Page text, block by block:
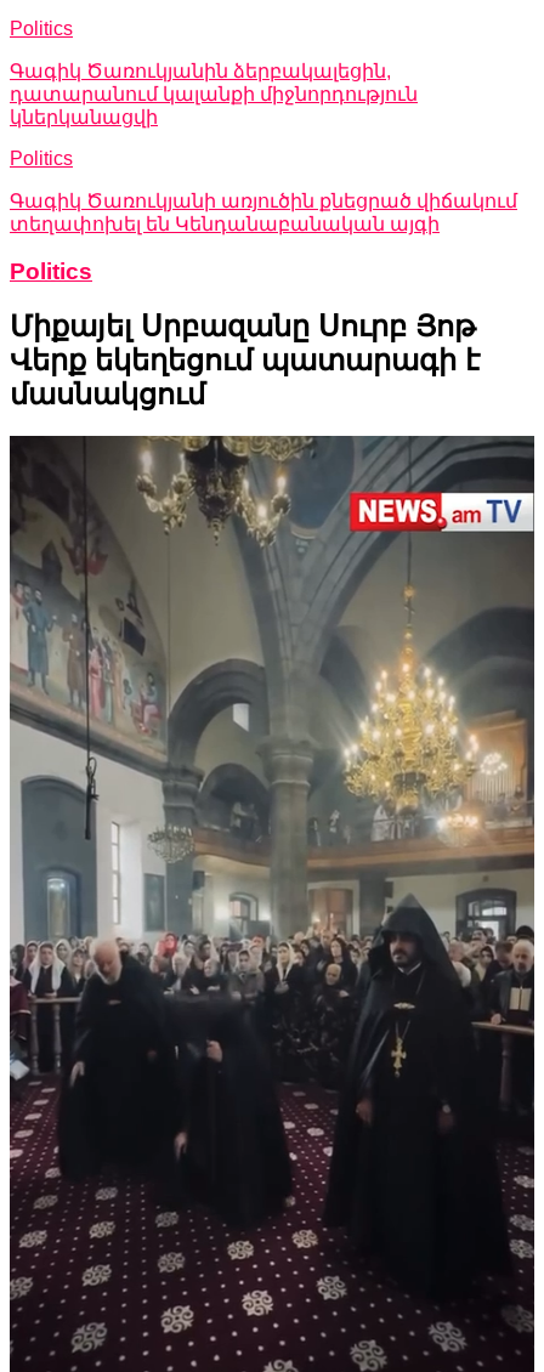
Politics
Գագիկ Ծառուկյանին ձերբակալեցին,
դատարանում կալանքի միջնորդություն
կներկանացվի
Politics
Գագիկ Ծառուկյանի առյուծին քնեցրած վիճակում
տեղափոխել են Կենդանաբանական այգի
Politics
Միքայել Սրբազանը Սուրբ Յոթ
Վերք եկեղեցում պատարագի է
մասնակցում